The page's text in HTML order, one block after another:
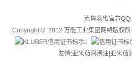
克鲁勃蜜官方
Copyright© 2012 万能工业集团网络版权
友情:亚米茄润滑油| 亚米茄